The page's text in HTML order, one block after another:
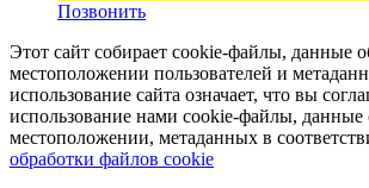
Позвонить
Этот сайт собирает cookie-файлы, данные
местоположении пользователей и
использование сайта означает, что вы
использование нами cookie-файлы, данные
местоположении, метаданных в
обработки файлов cookie